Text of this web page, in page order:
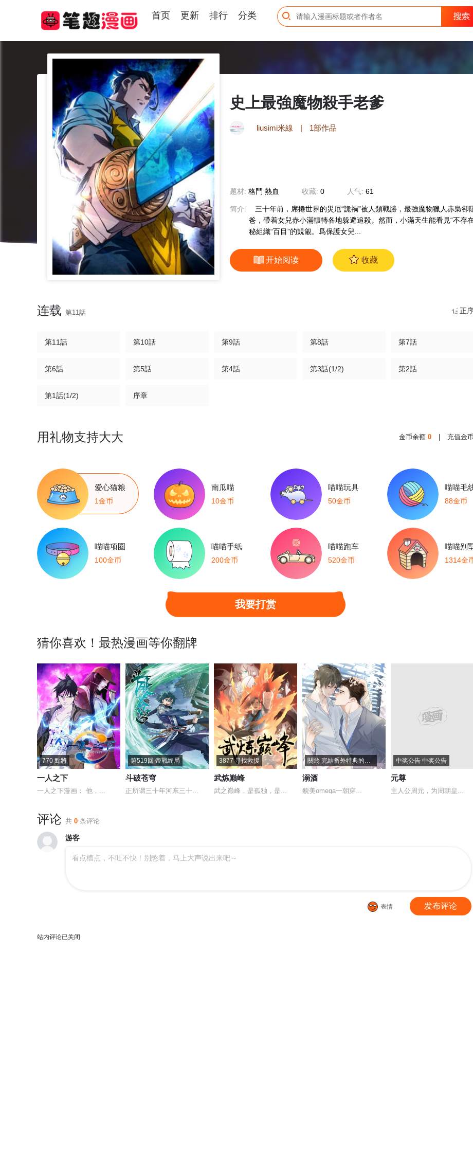
首页 更新 排行 分类
史上最強魔物殺手老爹
ゞ liusimi米線 | 1部作品
题材: 格鬥 熱血 收藏: 0 人气: 61
简介:
三十年前，席捲世界的災厄“詭禍”被人類戰勝，最強魔物獵人赤梟卻
爸，帶着女兒赤小滿輾轉各地躲避追殺。然而，小滿天生能看見“不存
秘組織“百目”的覬覦。爲保護女兒...
开始阅读 收藏
连载 第11話 正
第11話 第10話 第9話 第8話 第7話
第6話 第5話 第4話 第3話(1/2) 第2話
第1話(1/2) 序章
用礼物支持大大 金币余额 0 充值金币
爱心猫粮
1金币
南瓜喵
10金币
喵喵玩具
50金币
喵喵毛
88金币
喵喵项圈
100金币
喵喵手纸
200金币
喵喵跑车
520金币
喵喵别
1314金
我要打赏
猜你喜欢！最热漫画等你翻牌
770 點將
一人之下
一人之下漫画： 他，...
第519回 帝戰終局
斗破苍穹
正所谓三十年河东三十...
3877 寻找救援
武炼巅峰
武之巅峰，是孤独，是...
關於 完結番外特典的通知
溺酒
貌美omega一朝穿...
中奖公告 中奖公告
元尊
主人公周元，为周朝皇...
评论 共 0 条评论
游客
看点槽点，不吐不快！别憋着，马上大声说出来吧～
表情 发布评论
站内评论已关闭